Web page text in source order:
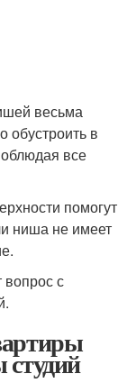
весьма
обустроить в
все
помогут
ниша не имеет
с